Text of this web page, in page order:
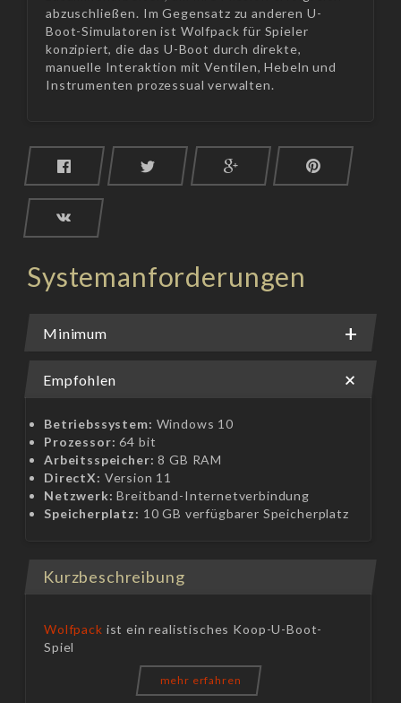
abzuschließen. Im Gegensatz zu anderen U-
Boot-Simulatoren ist Wolfpack für Spieler
konzipiert, die das U-Boot durch direkte,
manuelle Interaktion mit Ventilen, Hebeln und
Instrumenten prozessual verwalten.
Systemanforderungen
Minimum
Empfohlen
Betriebssystem: Windows 10
Prozessor: 64 bit
Arbeitsspeicher: 8 GB RAM
DirectX: Version 11
Netzwerk: Breitband-Internetverbindung
Speicherplatz: 10 GB verfügbarer Speicherplatz
Kurzbeschreibung
Wolfpack ist ein realistisches Koop-U-Boot-
Spiel
mehr erfahren